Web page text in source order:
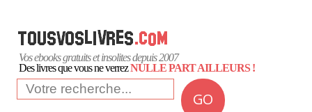
Vos ebooks gratuits et insolites depuis 2007
Des livres que vous ne verrezNULLE PART AILLEURS !
GO